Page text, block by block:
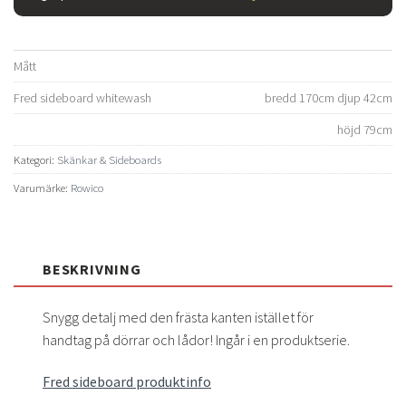
Mått
Fred sideboard whitewash
bredd 170cm djup 42cm
höjd 79cm
Kategori: Skänkar & Sideboards
Varumärke: Rowico
BESKRIVNING
Snygg detalj med den frästa kanten istället för
handtag på dörrar och lådor! Ingår i en produktserie.
Fred sideboard produktinfo